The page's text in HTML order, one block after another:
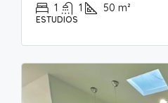
1 1 50 m²
ESTUDIOS